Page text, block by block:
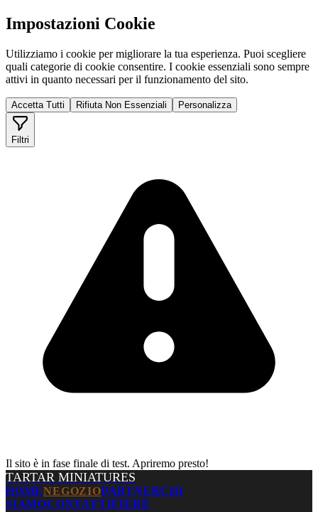
Impostazioni Cookie
Utilizziamo i cookie per migliorare la tua esperienza. Puoi scegliere
quali categorie di cookie consentire. I cookie essenziali sono sempre
attivi in quanto necessari per il funzionamento del sito.
Accetta Tutti Rifiuta Non Essenziali Personalizza
Filtri
Il sito è in fase finale di test. Apriremo presto!
TARTAR MINIATURES
HOMENEGOZIOPARTNERCHI
SIAMOCONTATTIFIERE